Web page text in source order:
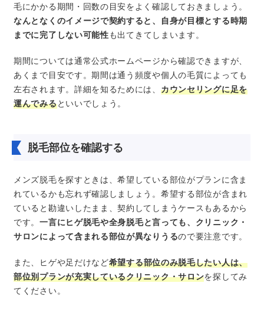
毛にかかる期間・回数の目安をよく確認しておきましょう。
なんとなくのイメージで契約すると、自身が目標とする時期
までに完了しない可能性も出てきてしまいます。
期間については通常公式ホームページから確認できますが、
あくまで目安です。期間は通う頻度や個人の毛質によっても
左右されます。詳細を知るためには、 カウンセリングに足を
運んでみるといいでしょう。
脱毛部位を確認する
メンズ脱毛を探すときは、希望している部位がプランに含ま
れているかも忘れず確認しましょう。希望する部位が含まれ
ていると勘違いしたまま、契約してしまうケースもあるから
です。一言にヒゲ脱毛や全身脱毛と言っても、クリニック・
サロンによって含まれる部位が異なりうるので要注意です。
また、ヒゲや足だけなど希望する部位のみ脱毛したい人は、
部位別プランが充実しているクリニック・サロンを探してみ
てください。